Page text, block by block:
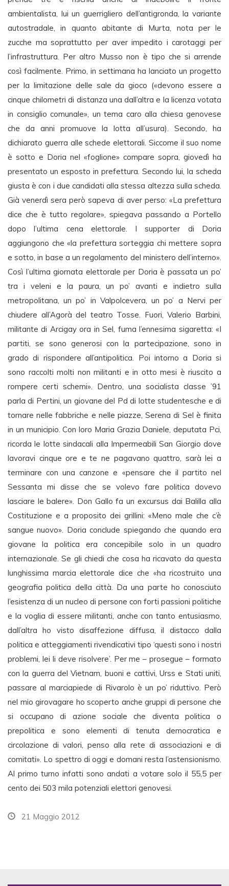
ambientalista, lui un guerrigliero dell’antigronda, la variante
autostradale, in quanto abitante di Murta, nota per le
zucche ma soprattutto per aver impedito i carotaggi per
l’infrastruttura. Per altro Musso non è tipo che si arrende
così facilmente. Primo, in settimana ha lanciato un progetto
per la limitazione delle sale da gioco («devono essere a
cinque chilometri di distanza una dall’altra e la licenza votata
in consiglio comunale», un tema caro alla chiesa genovese
che da anni promuove la lotta all’usura). Secondo, ha
dichiarato guerra alle schede elettorali. Siccome il suo nome
è sotto e Doria nel «foglione» compare sopra, giovedì ha
presentato un esposto in prefettura. Secondo lui, la scheda
giusta è con i due candidati alla stessa altezza sulla scheda.
Già venerdì sera però sapeva di aver perso: «La prefettura
dice che è tutto regolare», spiegava passando a Portello
dopo l’ultima cena elettorale. I supporter di Doria
aggiungono che «la prefettura sorteggia chi mettere sopra
e sotto, in base a un regolamento del ministero dell’interno».
Così l’ultima giornata elettorale per Doria è passata un po’
tra i veleni e la paura, un po’ avanti e indietro sulla
metropolitana, un po’ in Valpolcevera, un po’ a Nervi per
chiudere all’Agorà del teatro Tosse. Fuori, Valerio Barbini,
militante di Arcigay ora in Sel, fuma l’ennesima sigaretta: «I
partiti, se sono generosi con la partecipazione, sono in
grado di rispondere all’antipolitica. Poi intorno a Doria si
sono raccolti molti non militanti e in otto mesi è riuscito a
rompere certi schemi». Dentro, una socialista classe ’91
parla di Pertini, un giovane del Pd di lotte studentesche e di
tornare nelle fabbriche e nelle piazze, Serena di Sel è finita
in un municipio. Con loro Maria Grazia Daniele, deputata Pci,
ricorda le lotte sindacali alla Impermeabili San Giorgio dove
lavoravi cinque ore e te ne pagavano quattro, sarà lei a
terminare con una canzone e «pensare che il partito nel
Sessanta mi disse che se volevo fare politica dovevo
lasciare le balere». Don Gallo fa un excursus dai Balilla alla
Costituzione e a proposito dei grillini: «Meno male che c’è
sangue nuovo». Doria conclude spiegando che quando era
giovane la politica era concepibile solo in un quadro
internazionale. Se gli chiedi che cosa ha ricavato da questa
lunghissima marcia elettorale dice che «ha ricostruito una
geografia politica della città. Da una parte ho conosciuto
l’esistenza di un nucleo di persone con forti passioni politiche
e la voglia di essere militanti, anche con tanto entusiasmo,
dall’altra ho visto disaffezione diffusa, il distacco dalla
politica e atteggiamenti rivendicativi tipo ‘questi sono i nostri
problemi, lei li deve risolvere’. Per me – prosegue – formato
con la guerra del Vietnam, buoni e cattivi, Urss e Stati uniti,
passare al marciapiede di Rivarolo è un po’ riduttivo. Però
nel mio girovagare ho scoperto anche gruppi di persone che
si occupano di azione sociale che diventa politica o
prepolitica e sono elementi di tenuta democratica e
circolazione di valori, penso alla rete di associazioni e di
comitati». Lo spettro di oggi e domani resta l’astensionismo.
Al primo turno infatti sono andati a votare solo il 55,5 per
cento dei 503 mila potenziali elettori genovesi.
21 Maggio 2012